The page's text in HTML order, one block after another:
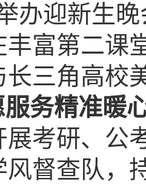
办迎新生
丰富第二课
长三角高校
务精准暖
展考研、公
风督查队，